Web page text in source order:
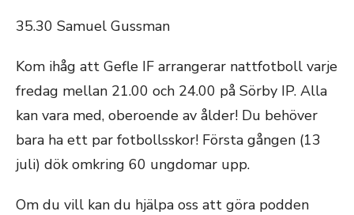
35.30 Samuel Gussman
Kom ihåg att Gefle IF arrangerar nattfotboll varje
fredag mellan 21.00 och 24.00 på Sörby IP. Alla
kan vara med, oberoende av ålder! Du behöver
bara ha ett par fotbollsskor! Första gången (13
juli) dök omkring 60 ungdomar upp.
Om du vill kan du hjälpa oss att göra podden